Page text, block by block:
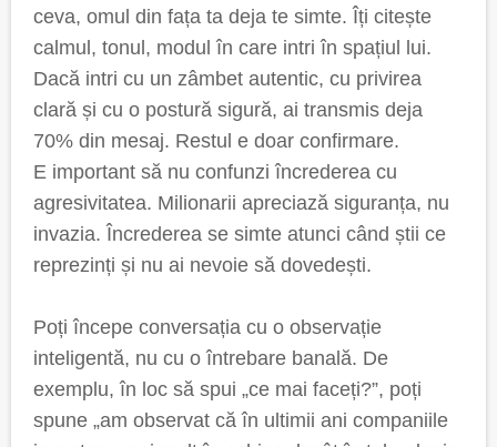
ceva, omul din fața ta deja te simte. Îți citește
calmul, tonul, modul în care intri în spațiul lui.
Dacă intri cu un zâmbet autentic, cu privirea
clară și cu o postură sigură, ai transmis deja
70% din mesaj. Restul e doar confirmare.
E important să nu confunzi încrederea cu
agresivitatea. Milionarii apreciază siguranța, nu
invazia. Încrederea se simte atunci când știi ce
reprezinți și nu ai nevoie să dovedești.
Poți începe conversația cu o observație
inteligentă, nu cu o întrebare banală. De
exemplu, în loc să spui „ce mai faceți?”, poți
spune „am observat că în ultimii ani companiile